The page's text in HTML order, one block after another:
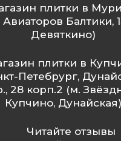
плитки в
Авиаторов Балтики,
Девяткино)
плитки в
Петебрург,
28 корп.2 (м.
Купчино, Дунайская)